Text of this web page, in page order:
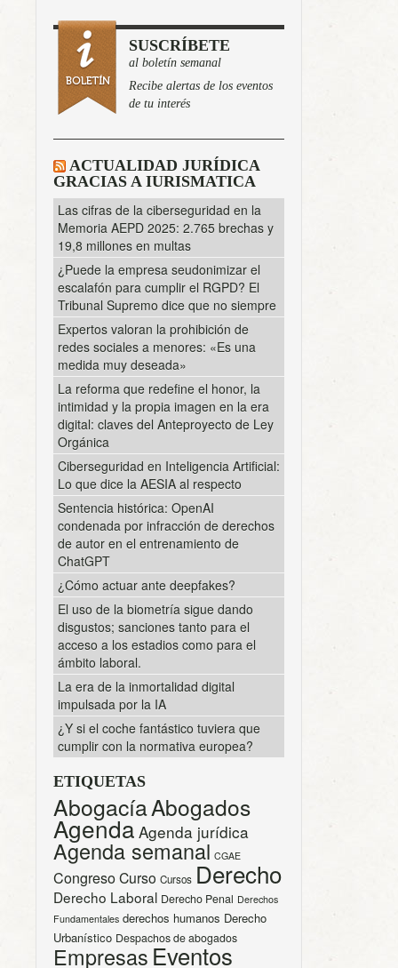
SUSCRÍBETE
al boletín semanal
Recibe alertas de los eventos
de tu interés
ACTUALIDAD JURÍDICA
GRACIAS A IURISMATICA
Las cifras de la ciberseguridad en la
Memoria AEPD 2025: 2.765 brechas y
19,8 millones en multas
¿Puede la empresa seudonimizar el
escalafón para cumplir el RGPD? El
Tribunal Supremo dice que no siempre
Expertos valoran la prohibición de
redes sociales a menores: «Es una
medida muy deseada»
La reforma que redefine el honor, la
intimidad y la propia imagen en la era
digital: claves del Anteproyecto de Ley
Orgánica
Ciberseguridad en Inteligencia Artificial:
Lo que dice la AESIA al respecto
Sentencia histórica: OpenAI
condenada por infracción de derechos
de autor en el entrenamiento de
ChatGPT
¿Cómo actuar ante deepfakes?
El uso de la biometría sigue dando
disgustos; sanciones tanto para el
acceso a los estadios como para el
ámbito laboral.
La era de la inmortalidad digital
impulsada por la IA
¿Y si el coche fantástico tuviera que
cumplir con la normativa europea?
ETIQUETAS
AbogacíaAbogados
Agenda Agenda jurídica
Agenda semanal CGAE
CongresoCurso Cursos Derecho
Derecho Laboral Derecho Penal Derechos
Fundamentales derechos humanos Derecho
Urbanístico Despachos de abogados
Empresas Eventos